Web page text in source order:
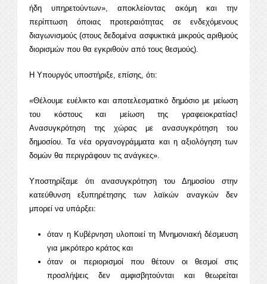
ήδη υπηρετούντων», αποκλείοντας ακόμη και την
περίπτωση όποιας προτεραιότητας σε ενδεχόμενους
διαγωνισμούς (στους δεδομένα ασφυκτικά μικρούς αριθμούς
διορισμών που θα εγκριθούν από τους θεσμούς).
Η Υπουργός υποστήριξε, επίσης, ότι:
«Θέλουμε ευέλικτο και αποτελεσματικό δημόσιο με μείωση
του κόστους και μείωση της γραφειοκρατίας!
Ανασυγκρότηση της χώρας με ανασυγκρότηση του
δημοσίου. Τα νέα οργανογράμματα και η αξιολόγηση των
δομών θα περιγράφουν τις ανάγκες».
Υποστηρίξαμε ότι ανασυγκρότηση του Δημοσίου στην
κατεύθυνση εξυπηρέτησης των λαϊκών αναγκών δεν
μπορεί να υπάρξει:
όταν η Κυβέρνηση υλοποιεί τη Μνημονιακή δέσμευση
για μικρότερο κράτος και
όταν οι περιορισμοί που θέτουν οι θεσμοί στις
προσλήψεις δεν αμφισβητούνται και θεωρείται